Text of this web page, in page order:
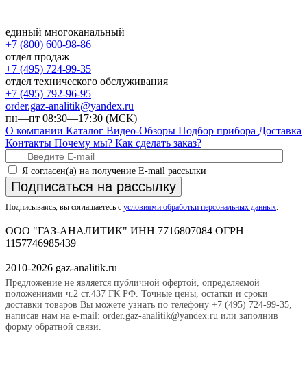
единый многоканальный
+7 (800) 600-98-86
отдел продаж
+7 (495) 724-99-35
отдел технического обслуживания
+7 (495) 792-96-95
order.gaz-analitik@yandex.ru
пн—пт 08:30—17:30 (МСК)
О компании Каталог Видео-Обзоры Подбор прибора Доставка
Контакты Почему мы? Как сделать заказ?
Я согласен(а) на получение E-mail рассылки
Подписаться на рассылку
Подписываясь, вы соглашаетесь с условиями обработки персональных данных.
ООО "ГАЗ-АНАЛИТИК" ИНН 7716807084 ОГРН
1157746985439
2010-2026 gaz-analitik.ru
Предложение не является публичной офертой, определяемой
положениями ч.2 ст.437 ГК РФ. Точные цены, остатки и сроки
доставки товаров Вы можете узнать по телефону +7 (495) 724-99-35,
написав нам на e-mail: order.gaz-analitik@yandex.ru или заполнив
форму обратной связи.